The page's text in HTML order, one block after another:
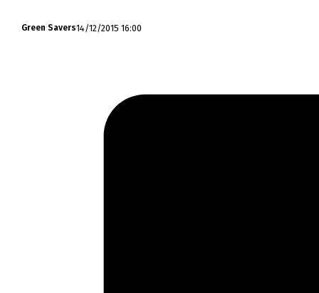
Green Savers14/12/2015 16:00